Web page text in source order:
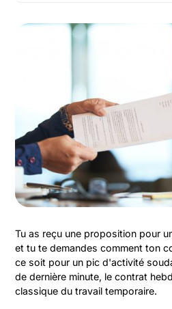
Tu as reçu une proposition pour
et tu te demandes comment ton
ce soit pour un pic d'activité
de dernière minute, le contrat
classique du travail temporaire.